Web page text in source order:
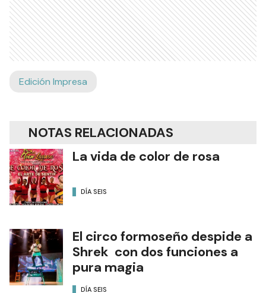
Edición Impresa
NOTAS RELACIONADAS
La vida de color de rosa
DÍA SEIS
El circo formoseño despide a
Shrek con dos funciones a
pura magia
DÍA SEIS